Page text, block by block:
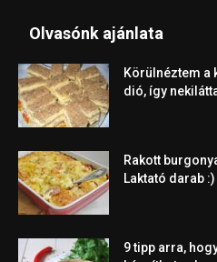
Olvasónk ajánlata
Körülnéztem a
dió, így
Rakott
Laktató darab :)
9 tipp arra,